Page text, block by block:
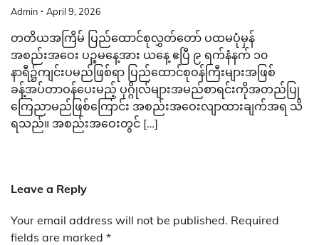
Admin April 9, 2026
တတိယအကြိမ် ပြည်ထောင်စုလွှတ်တော် ပထမပုံမှန်
အစည်းအဝေး ပဉ္စမနေ့အား ယနေ့ ဧပြီ ၉ ရက်နံနက် ၁၀
နာရီ၌ကျင်းပမည်ဖြစ်ရာ ပြည်ထောင်စုဝန်ကြီးများအဖြစ်
ခန့်အပ်တာဝန်ပေးမည့် ပုဂ္ဂိုလ်များအမည်စာရင်းကိုအတည်ပြု
ကြေညာမည်ဖြစ်ကြောင်း အစည်းအဝေးလျာထားချက်အရ သိ
ရသည်။ အစည်းအဝေးတွင် […]
Leave a Reply
Your email address will not be published. Required
fields are marked *